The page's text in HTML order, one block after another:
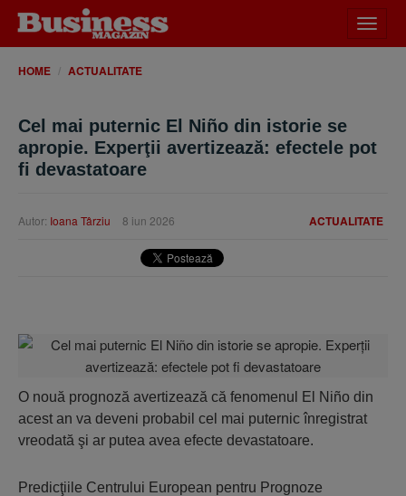
meniu
HOME ACTUALITATE
Cel mai puternic El Niño din istorie se
apropie. Experţii avertizează: efectele pot
fi devastatoare
ACTUALITATE
Autor: Ioana Târziu 8 iun 2026
O nouă prognoză avertizează că fenomenul El Niño din
acest an va deveni probabil cel mai puternic înregistrat
vreodată şi ar putea avea efecte devastatoare.
Predicţiile Centrului European pentru Prognoze